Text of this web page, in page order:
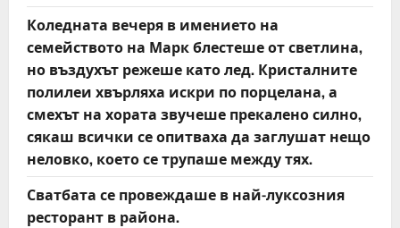
Коледната вечеря в имението на
семейството на Марк блестеше от светлина,
но въздухът режеше като лед. Кристалните
полилеи хвърляха искри по порцелана, а
смехът на хората звучеше прекалено силно,
сякаш всички се опитваха да заглушат нещо
неловко, което се трупаше между тях.
Сватбата се провеждаше в най-луксозния
ресторант в района.